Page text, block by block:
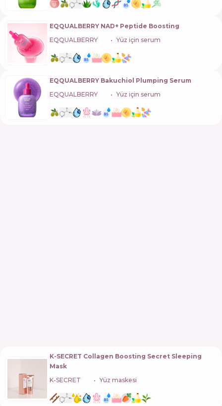
EQQUALBERRY NAD+ Peptide Boosting
EQQUALBERRY
Yüz için serum
EQQUALBERRY Bakuchiol Plumping Serum
EQQUALBERRY
Yüz için serum
K-SECRET Collagen Boosting Secret Sleeping
Mask
K-SECRET
Yüz maskesi